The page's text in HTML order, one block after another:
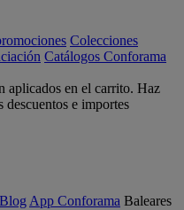
Colecciones
Catálogos Conforama
aplicados en el carrito. Haz
descuentos e importes
Blog App Conforama Baleares